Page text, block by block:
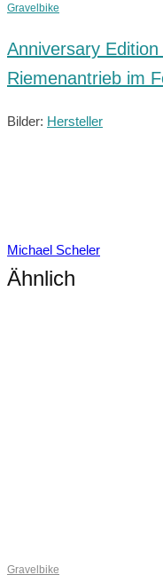
Gravelbike
Anniversary
Riemenantrieb im
Bilder: Hersteller
Michael Scheler
Ähnlich
Gravelbike